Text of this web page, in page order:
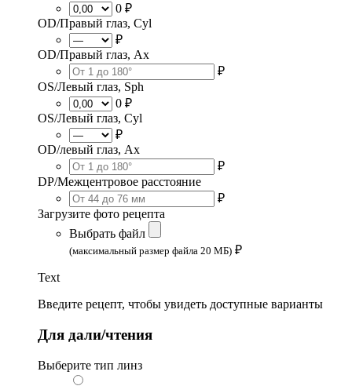
0 ₽
OD/Правый глаз, Cyl
₽
OD/Правый глаз, Ax
₽
OS/Левый глаз, Sph
0 ₽
OS/Левый глаз, Cyl
₽
OD/левый глаз, Ax
₽
DP/Межцентровое расстояние
₽
Загрузите фото рецепта
Выбрать файл
(максимальный размер файла 20 МБ) ₽
Text
Введите рецепт, чтобы увидеть доступные варианты
Для дали/чтения
Выберите тип линз